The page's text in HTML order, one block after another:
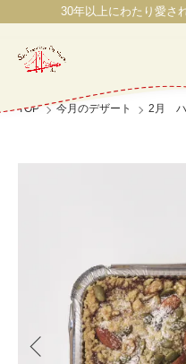
30年以上にわたり愛さ
TOP 今月のデザート 2月 ハ